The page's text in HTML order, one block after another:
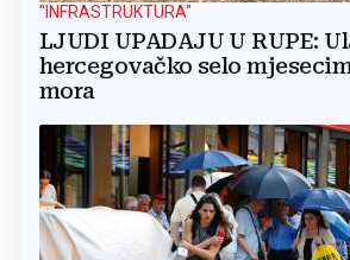
"INFRASTRUKTURA"
LJUDI UPADAJU U RUPE:
hercegovačko selo
mora